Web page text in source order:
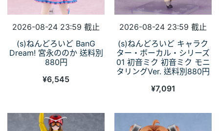
2026-08-24 23:59 截止
(s)ねんどろいど BanG
Dream! 宮永ののか 送料別
880円
¥6,545
2026-08-24 23:59 截止
(s)ねんどろいど キャラク
ター・ボーカル・シリーズ
01 初音ミク 初音ミク モニ
タリングVer. 送料別880円
¥7,091